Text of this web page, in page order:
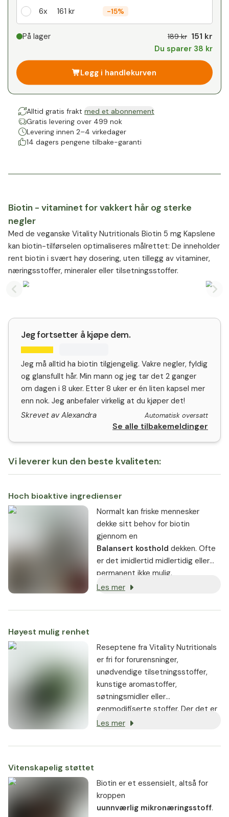
6x 161 kr -15%
-%
På lager 189 kr 151 kr
Du sparer 38 kr
Legg i handlekurven
Alltid gratis frakt med et abonnement
Gratis levering over 499 nok
Levering innen 2–4 virkedager
14 dagers pengene tilbake-garanti
Biotin - vitaminet for vakkert hår og sterke
negler
Med de veganske Vitality Nutritionals Biotin 5 mg Kapslene
kan biotin-tilførselen optimaliseres målrettet: De inneholder
rent biotin i svært høy dosering, uten tillegg av vitaminer,
næringsstoffer, mineraler eller tilsetningsstoffer.
Previous slide
Jeg fortsetter å kjøpe dem.
Jeg må alltid ha biotin tilgjengelig. Vakre negler, fyldig
og glansfullt hår. Min mann og jeg tar det 2 ganger
om dagen i 8 uker. Etter 8 uker er én liten kapsel mer
enn nok. Jeg anbefaler virkelig at du kjøper det!
Skrevet av Alexandra
Automatisk oversatt
Se alle tilbakemeldinger
Vi leverer kun den beste kvaliteten:
Hoch bioaktive ingredienser
Normalt kan friske mennesker
dekke sitt behov for biotin
gjennom en
Balansert kosthold dekken. Ofte
er det imidlertid midlertidig eller
permanent ikke mulig.
Les mer
Høyest mulig renhet
Reseptene fra Vitality Nutritionals
er fri for forurensninger,
unødvendige tilsetningsstoffer,
kunstige aromastoffer,
søtningsmidler eller
genmodifiserte stoffer. Der det er
mulig, brukes veganske eller
Les mer
Vitenskapelig støttet
Biotin er et essensielt, altså for
kroppen
uunnværlig mikronæringsstoff.